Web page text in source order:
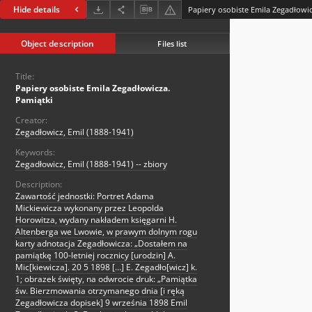
Hide details Papiery osobiste Emila
Object description Files list
Title:
Papiery osobiste Emila Zegadłowicza.
Pamiątki
Creator:
Zegadłowicz, Emil (1888-1941)
Keywords:
Zegadłowicz, Emil (1888-1941) -- zbiory
Description:
Zawartość jednostki: Portret Adama
Mickiewicza wykonany przez Leopolda
Horowitza, wydany nakładem księgarni H.
Altenberga we Lwowie, w prawym dolnym rogu
karty adnotacja Zegadłowicza: „Dostałem na
pamiątkę 100-letniej rocznicy [urodzin] A.
Mic[kiewicza]. 20 5 1898 […] E. Zegadło[wicz] k.
1; obrazek święty, na odwrocie druk: „Pamiątka
św. Bierzmowania otrzymanego dnia [i ręką
Zegadłowicza dopisek] 9 września 1898 Emil